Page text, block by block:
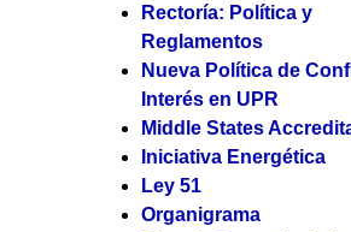
Rectoría: Política y
Reglamentos
Nueva Política de
Interés en UPR
Middle States
Iniciativa Energética
Ley 51
Organigrama